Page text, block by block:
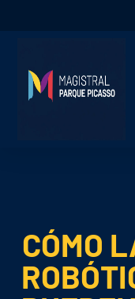
CÓMO